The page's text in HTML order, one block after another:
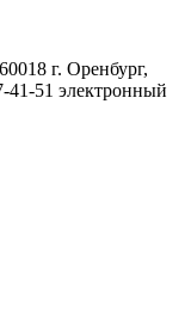
г. Оренбург,
41-51 электронный